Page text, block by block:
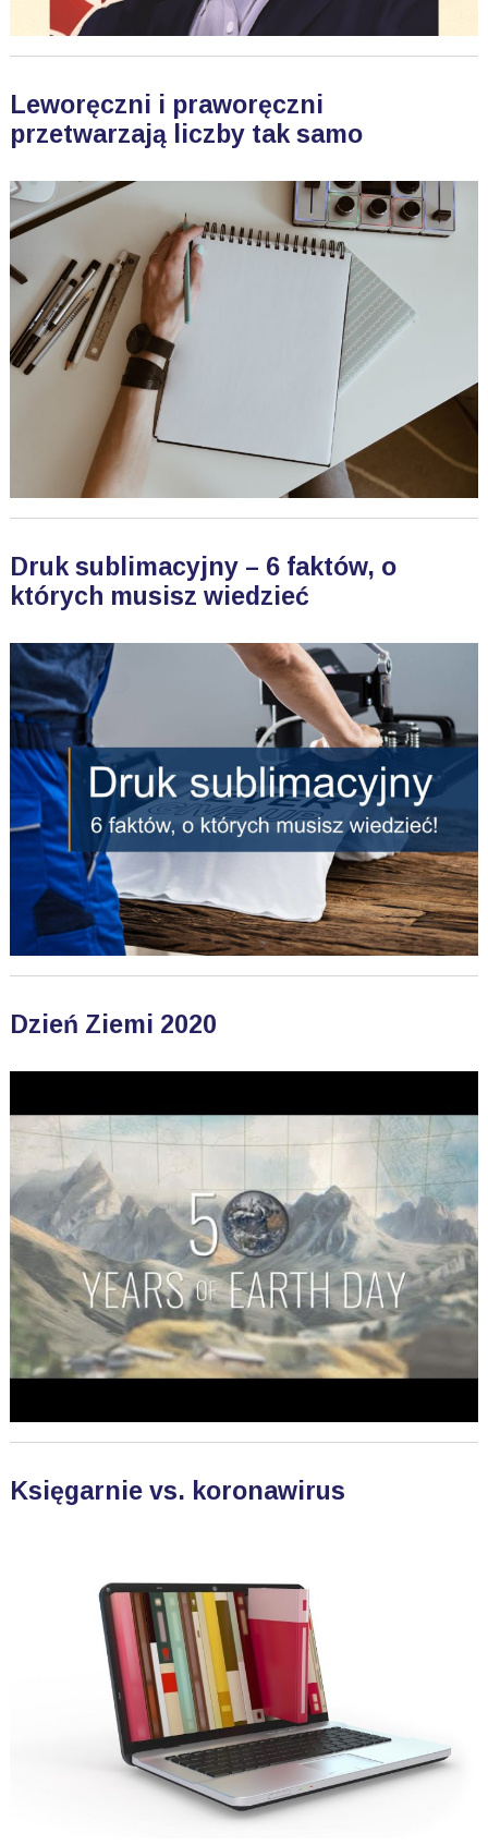
Leworęczni i praworęczni
przetwarzają liczby tak samo
Druk sublimacyjny – 6 faktów, o
których musisz wiedzieć
Dzień Ziemi 2020
Księgarnie vs. koronawirus